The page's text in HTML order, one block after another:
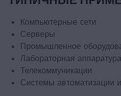
Компьютерные сети
Серверы
Промышленное
Лабораторная аппаратура
Телекоммуникации
Системы автоматизации